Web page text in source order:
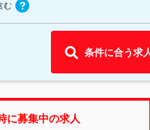
む
条件に合う求
に募集中の求人